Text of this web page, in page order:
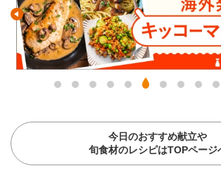
今日のおすすめ献立や
旬食材のレシピはTOPページ